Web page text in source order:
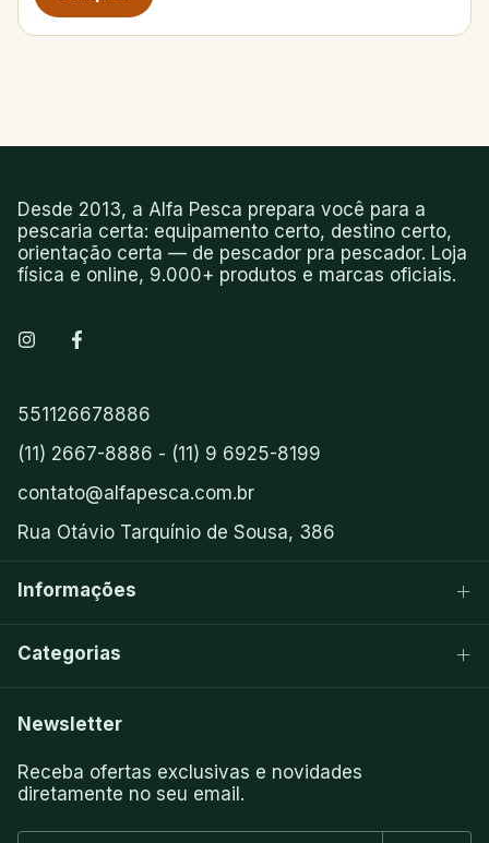
Desde 2013, a Alfa Pesca prepara você para a
pescaria certa: equipamento certo, destino certo,
orientação certa — de pescador pra pescador. Loja
física e online, 9.000+ produtos e marcas oficiais.
551126678886
(11) 2667-8886 - (11) 9 6925-8199
contato@alfapesca.com.br
Rua Otávio Tarquínio de Sousa, 386
Informações
Categorias
Newsletter
Receba ofertas exclusivas e novidades
diretamente no seu email.